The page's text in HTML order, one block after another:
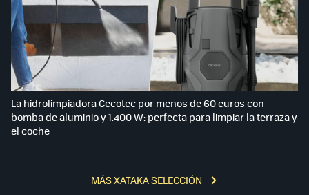
MÁS XATAKA SELECCIÓN
La hidrolimpiadora Cecotec por menos de 60 euros con
bomba de aluminio y 1.400 W: perfecta para limpiar la terraza y
el coche